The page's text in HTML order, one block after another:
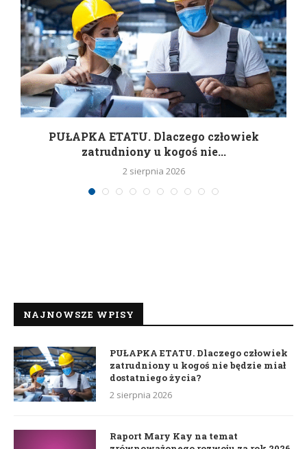
PUŁAPKA ETATU. Dlaczego człowiek
zatrudniony u kogoś nie...
2 sierpnia 2026
NAJNOWSZE WPISY
PUŁAPKA ETATU. Dlaczego człowiek
zatrudniony u kogoś nie będzie miał
dostatniego życia?
2 sierpnia 2026
Raport Mary Kay na temat